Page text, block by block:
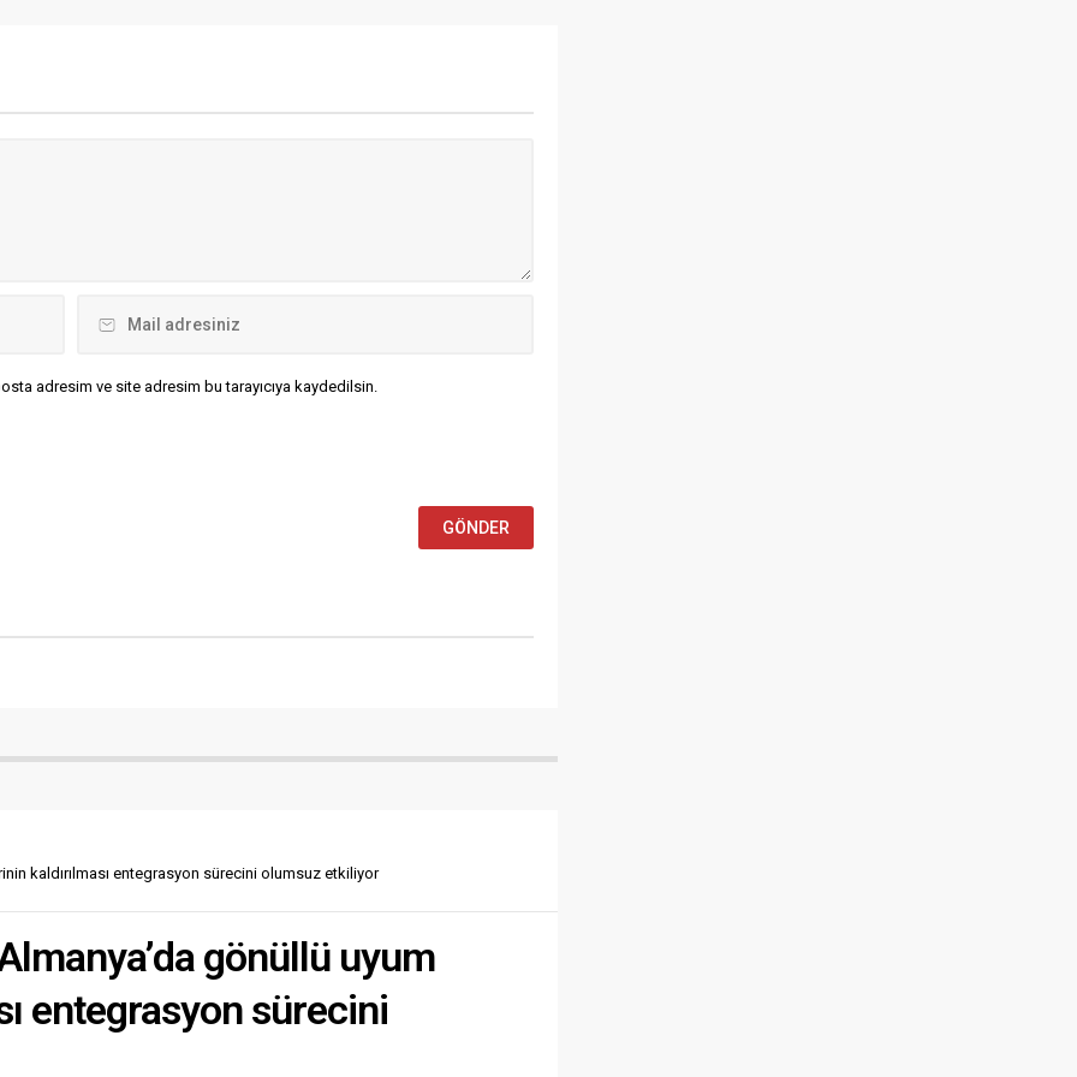
Komutanlığı
tarafından kabul edildiği bildirildi.
adresim ve site adresim bu tarayıcıya kaydedilsin.
kaldırılması entegrasyon sürecini olumsuz etkiliyor
gönüllü uyum
entegrasyon sürecini